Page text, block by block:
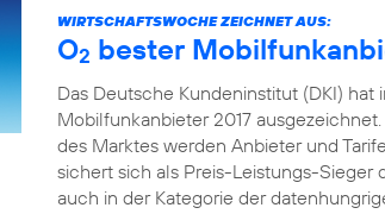
WIRTSCHAFTSWOCHE ZEICHNET AUS:
O2 bester
Das Deutsche Kundeninstitut (DKI)
Mobilfunkanbieter 2017
des Marktes werden Anbieter und
sichert sich als Preis-Leistungs-Sieger
auch in der Kategorie der